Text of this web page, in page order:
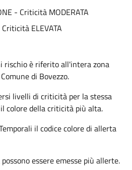
- Criticità MODERATA
ELEVATA
rischio è riferito all'intera zona
di Bovezzo.
livelli di criticità per la stessa
colore della criticità più alta.
il codice colore di allerta
essere emesse più allerte.